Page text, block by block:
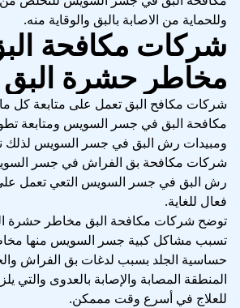
وللحماية من الاصابة بالبق والوقاية منه.
شركات مكافحة
مخاطر حشرة البق
شركات مكافح البق تعمل على متابعة كل
مكافحة البق في جسر السويس ومتابعة
ومبيدات رش البق في جسر السويس
شركات مكافحة بق الفراش في جسر
رش البق في جسر السويس التعي تعمل
فعال للغاية.
توضح شركات مكافحة البق مخاطر حشرة
تسبب مشاكل كبية جسر السويس منها
حساسية الجلد بسبب لدغات بق الفراش
المنطقة المصابة والإصابة بالعدوى والتي
للعلاج في أسرع وقت مممكن.